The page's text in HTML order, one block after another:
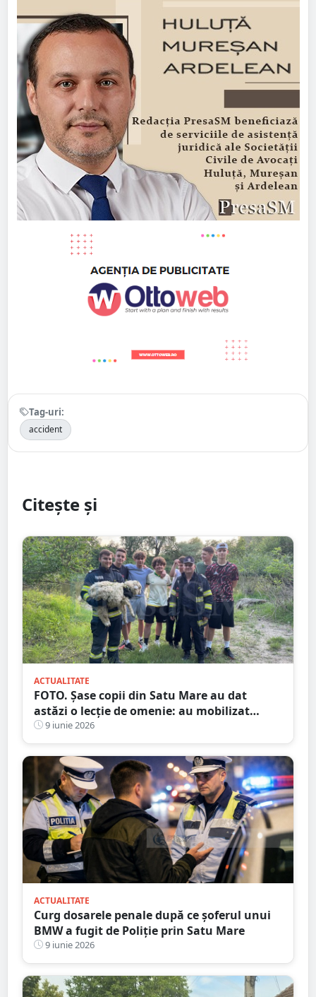
Tag-uri:
accident
Citește și
ACTUALITATE
FOTO. Șase copii din Satu Mare au dat
astăzi o lecție de omenie: au mobilizat
salvatorii pentru a salva un animal rănit
din Someș
9 iunie 2026
ACTUALITATE
Curg dosarele penale după ce șoferul unui
BMW a fugit de Poliție prin Satu Mare
9 iunie 2026